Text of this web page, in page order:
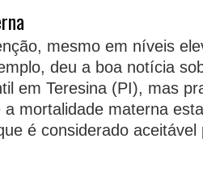
mesmo em níveis
deu a boa notícia
em Teresina (PI), mas
a mortalidade materna
é considerado